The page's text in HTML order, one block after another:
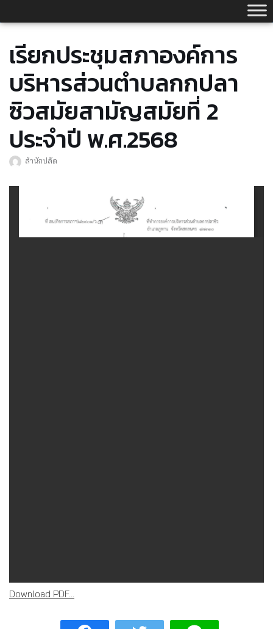
to
content
เรียกประชุมสภาองค์การ
บริหารส่วนตำบลกกปลา
ซิวสมัยสามัญสมัยที่ 2
ประจำปี พ.ศ.2568
สำนักปลัด
Download PDF...